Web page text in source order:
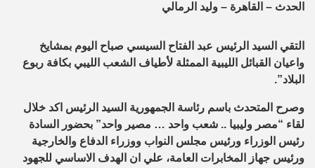
الحدث – القاهرة – وليد الرمالي
التقي السيد الرئيس عبد الفتاح السيسي صباح اليوم بمشايخ
واعيان القبائل الليبية الممثلة لأطياف الشعب الليبي بكافة ربوع
البلاد”.
وصرح المتحدث باسم رئاسة الجمهورية السيد الرئيس اكد خلال
لقاء “مصر وليبيا .. شعب واحد … مصير واحد” بحضور السادة
رئيس الوزراء ورئيس مجلس النواب ووزراء الدفاع والخارجية
ورئيس جهاز المخابرات العامة، علي ان الهدف الاساسي للجهود